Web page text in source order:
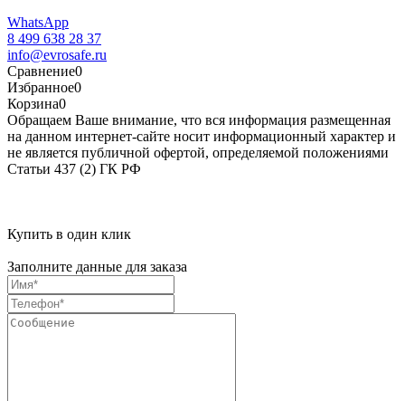
WhatsApp
8 499 638 28 37
info@evrosafe.ru
Сравнение0
Избранное0
Корзина0
Обращаем Ваше внимание, что вся информация размещенная
на данном интернет-сайте носит информационный характер и
не является публичной офертой, определяемой положениями
Статьи 437 (2) ГК РФ
Купить в один клик
Заполните данные для заказа